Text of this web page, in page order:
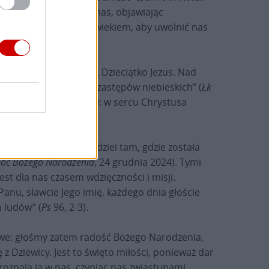
się podobny do nas, objawiając
chce stać się człowiekiem, aby uwolnić nas
życia, kontemplując Dzieciątko Jezus. Nad
się „mnóstwem zastępów niebieskich” (Łk
na ziemi (por. w. 14): w sercu Chrystusa
do zaniesienia nadziei tam, gdzie została
Bożego Narodzenia, 24 grudnia 2024). Tymi
dla nas czasem wdzięczności i misji.
sławcie Jego imię, każdego dnia głoście
ludów” (Ps 96, 2-3).
głośmy zatem radość Bożego Narodzenia,
Dziewicy. Jest to święto miłości, ponieważ dar